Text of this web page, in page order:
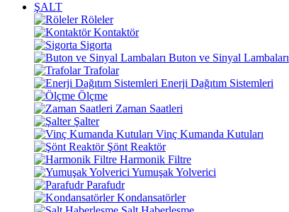
ŞALT
Röleler
Kontaktör
Sigorta
Buton ve Sinyal Lambaları
Trafolar
Enerji Dağıtım Sistemleri
Ölçme
Zaman Saatleri
Şalter
Vinç Kumanda Kutuları
Şönt Reaktör
Harmonik Filtre
Yumuşak Yolverici
Parafudr
Kondansatörler